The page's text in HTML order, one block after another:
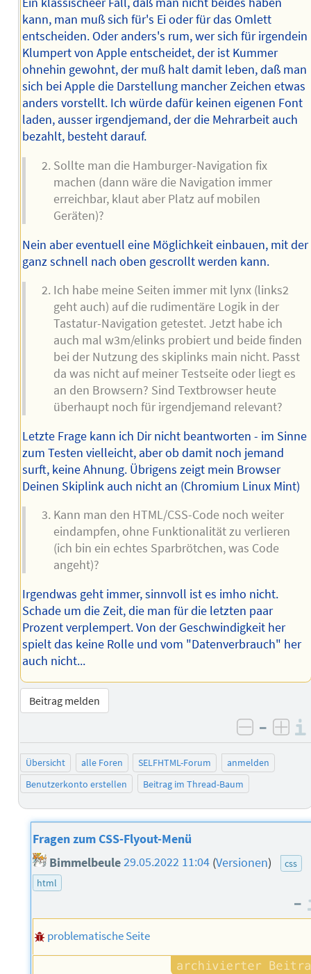
Ein klassischeer Fall, daß man nicht beides haben
kann, man muß sich für's Ei oder für das Omlett
entscheiden. Oder anders's rum, wer sich für irgendein
Klumpert von Apple entscheidet, der ist Kummer
ohnehin gewohnt, der muß halt damit leben, daß man
sich bei Apple die Darstellung mancher Zeichen etwas
anders vorstellt. Ich würde dafür keinen eigenen Font
laden, ausser irgendjemand, der die Mehrarbeit auch
bezahlt, besteht darauf.
Sollte man die Hamburger-Navigation fix
machen (dann wäre die Navigation immer
erreichbar, klaut aber Platz auf mobilen
Geräten)?
Nein aber eventuell eine Möglichkeit einbauen, mit der
ganz schnell nach oben gescrollt werden kann.
Ich habe meine Seiten immer mit lynx (links2
geht auch) auf die rudimentäre Logik in der
Tastatur-Navigation getestet. Jetzt habe ich
auch mal w3m/elinks probiert und beide finden
bei der Nutzung des skiplinks main nicht. Passt
da was nicht auf meiner Testseite oder liegt es
an den Browsern? Sind Textbrowser heute
überhaupt noch für irgendjemand relevant?
Letzte Frage kann ich Dir nicht beantworten - im Sinne
zum Testen vielleicht, aber ob damit noch jemand
surft, keine Ahnung. Übrigens zeigt mein Browser
Deinen Skiplink auch nicht an (Chromium Linux Mint)
Kann man den HTML/CSS-Code noch weiter
eindampfen, ohne Funktionalität zu verlieren
(ich bin ein echtes Sparbrötchen, was Code
angeht)?
Irgendwas geht immer, sinnvoll ist es imho nicht.
Schade um die Zeit, die man für die letzten paar
Prozent verplempert. Von der Geschwindigkeit her
spielt das keine Rolle und vom "Datenverbrauch" her
auch nicht...
Beitrag melden
negativ
–
Übersicht alle Foren SELFHTML-Forum
anmelden
Benutzerkonto erstellen
Beitrag im Thread-Baum
Fragen zum CSS-Flyout-Menü
Bimmelbeule29.05.2022 11:04 (Versionen)
css
html
–
problematische Seite